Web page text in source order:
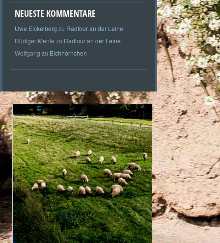
NEUESTE KOMMENTARE
Uwe Eickelberg zu Radtour an der Leine
Rüdiger Mente zu Radtour an der Leine
Wolfgang zu Eichhörnchen